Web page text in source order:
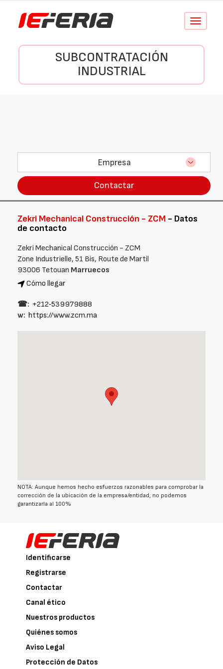
Conmutar
SUBCONTRATACIÓN
INDUSTRIAL
Empresa
Contactar
Zekri Mechanical Construcción - ZCM - Datos
de contacto
Zekri Mechanical Construcción - ZCM
Zone Industrielle, 51 Bis, Route de Martil
93006 Tetouan Marruecos
Cómo llegar
☎: +212‑539979888
w: https://www.zcm.ma
NOTA: Aunque hemos hecho esfuerzos razonables para comprobar la
corrección de la ubicación de la empresa/entidad, no podemos
garantizarla al 100%
Identificarse
Registrarse
Contactar
Canal ético
Nuestros productos
Quiénes somos
Aviso Legal
Protección de Datos